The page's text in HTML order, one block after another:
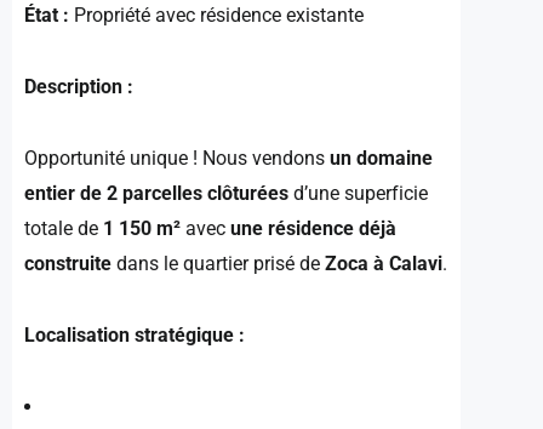
État : Propriété avec résidence existante
Description :
Opportunité unique ! Nous vendons un domaine
entier de 2 parcelles clôturées d’une superficie
totale de 1 150 m² avec une résidence déjà
construite dans le quartier prisé de Zoca à Calavi.
Localisation stratégique :